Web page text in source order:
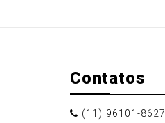
Contatos
(11) 96101-8627